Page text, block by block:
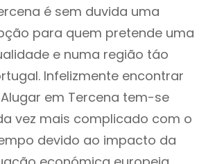
é sem duvida uma
para quem pretende uma
e numa região táo
Infelizmente encontrar
em Tercena tem-se
vez mais complicado com o
devido ao impacto da